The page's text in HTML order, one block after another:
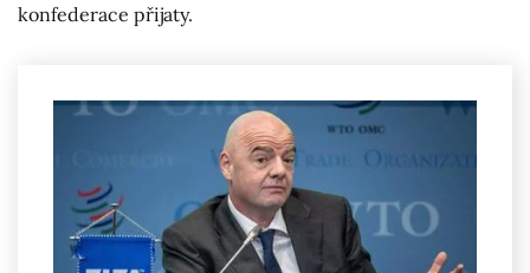
konfederace přijaty.